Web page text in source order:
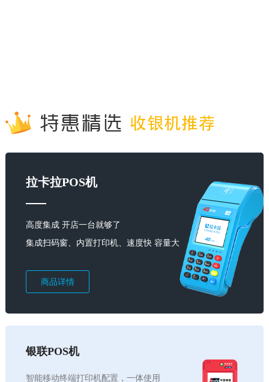
拉卡拉POS机
高度集成 开店一台就够了
集成扫码窗、内置打印机、速度快 容量大
商品详情
银联POS机
智能移动终端打印机配置，一体使用